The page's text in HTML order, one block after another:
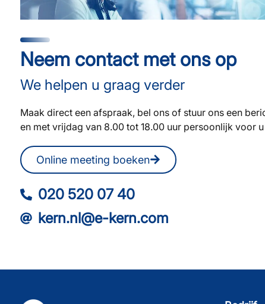
Neem contact met ons op
We helpen u graag verder
Maak direct een afspraak, bel ons of stuur ons een
en met vrijdag van 8.00 tot 18.00 uur persoonlijk voor
Online meeting boeken
020 520 07 40
kern.nl@e-kern.com